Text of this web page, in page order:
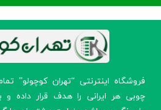
​فروشگاه اینترنتی “تهران کوچولو”
چوبی هر ایرانی را هدف قرار داده